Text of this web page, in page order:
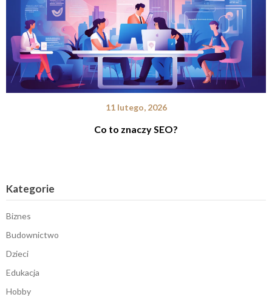
11 lutego, 2026
Co to znaczy SEO?
Kategorie
Biznes
Budownictwo
Dzieci
Edukacja
Hobby